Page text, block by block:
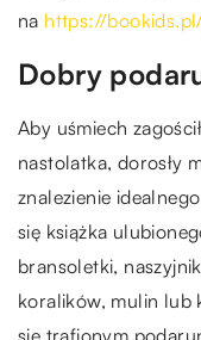
na https://
Dobry
Aby uśmiech
nastolatka, dorosły
znalezienie
się książka
bransoletki,
koralików, mulin lub